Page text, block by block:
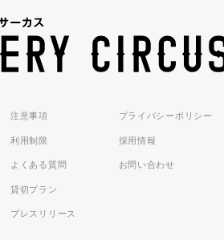
注意事項
利用制限
よくある質問
貸切プラン
プレスリリース
プライバシーポリシー
採用情報
お問い合わせ